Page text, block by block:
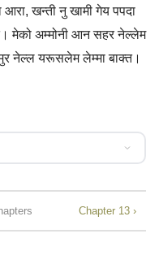
खन्‍ती नु खामी गेय पपदा
मेको अम्‍मोनी आन सहर नेल्‍लेम
नेल्‍ल यरूसलेम लेम्‍मा बाक्‍त।
Chapter 13 ›